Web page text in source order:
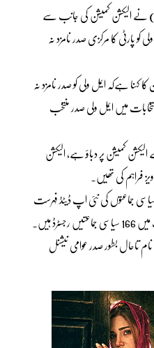
نے الیکشن کمیشن کی جانب سے
کو پارٹی کا مرکزی صدر نامزد نہ
کہنا ہےکہ ایمل ولی کو صدر نامزد نہ
میں ایمل ولی صدر منتخب
کمیشن پر دباؤ ہے، الیکشن
فراہم کی تھیں۔
جماعتوں کی نئی اپ ڈیٹڈ فہرست
ہیں۔
تاحال بطور صدر عوامی نیشنل